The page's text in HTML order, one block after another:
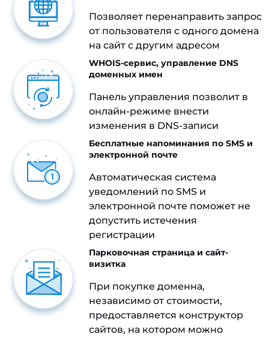
Позволяет перенаправить запрос
от пользователя с одного домена
на сайт с другим адресом
WHOIS-сервис, управление DNS
доменных имен
Панель управления позволит в
онлайн-режиме внести
изменения в DNS-записи
Бесплатные напоминания по SMS и
электронной почте
Автоматическая система
уведомлений по SMS и
электронной почте поможет не
допустить истечения
регистрации
Парковочная страница и сайт-
визитка
При покупке доменна,
независимо от стоимости,
предоставляется конструктор
сайтов, на котором можно